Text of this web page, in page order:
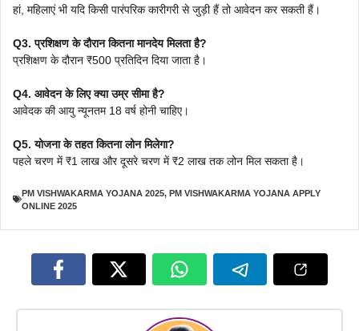
हां, महिलाएं भी यदि किसी पारंपरिक कारीगरी से जुड़ी हैं तो आवेदन कर सकती हैं।
Q3. प्रशिक्षण के दौरान कितना मानदेय मिलता है?
प्रशिक्षण के दौरान ₹500 प्रतिदिन दिया जाता है।
Q4. आवेदन के लिए क्या उम्र सीमा है?
आवेदक की आयु न्यूनतम 18 वर्ष होनी चाहिए।
Q5. योजना के तहत कितना लोन मिलेगा?
पहले चरण में ₹1 लाख और दूसरे चरण में ₹2 लाख तक लोन मिल सकता है।
PM VISHWAKARMA YOJANA 2025, PM VISHWAKARMA YOJANA APPLY
ONLINE 2025